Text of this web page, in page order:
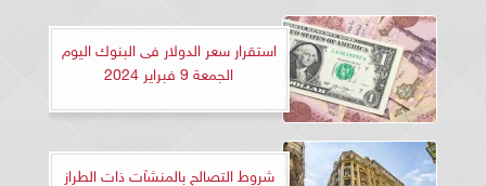
استقرار سعر الدولار فى البنوك اليوم
الجمعة 9 فبراير 2024
شروط التصالح بالمنشآت ذات الطراز